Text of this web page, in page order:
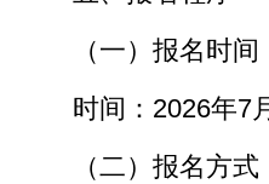
（一）报名时间
时间：2026年7
（二）报名方式